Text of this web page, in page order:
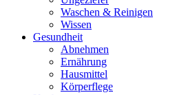
Waschen & Reinigen
Wissen
Gesundheit
Abnehmen
Ernährung
Hausmittel
Körperflege